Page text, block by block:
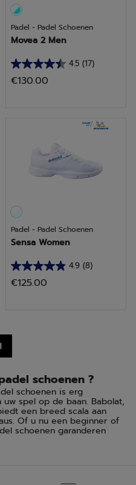
Padel - Padel Schoenen
Movea 2 Men
4.5 (17)
4.5
van
beoordelingen
€130.00
Padel - Padel Schoenen
Sensa Women
4.9 (8)
4.9
van
sterren.
€125.00
schoenen ?
schoenen is erg
spel op de baan. Babolat,
een breed scala aan
Of u nu een beginner of
schoenen garanderen
kunt kiezen, zodat u kunt